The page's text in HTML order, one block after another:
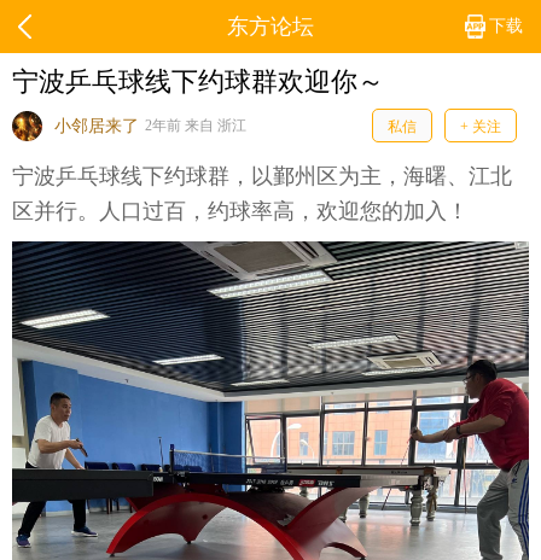
下载
东方论坛
宁波乒乓球线下约球群欢迎你～
小邻居来了 2年前 来自 浙江 私信 + 关注
宁波乒乓球线下约球群，以鄞州区为主，海曙、江北
区并行。人口过百，约球率高，欢迎您的加入！